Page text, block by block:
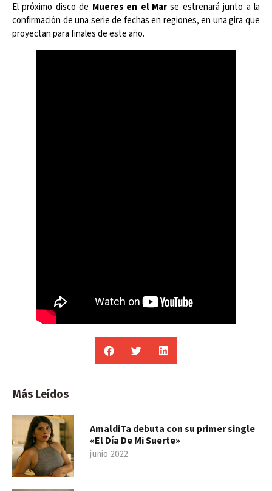
El próximo disco de Mueres en el Marse estrenará junto a la
confirmación de una serie de fechas en regiones, en una gira que
proyectan para finales de este año.
Más Leídos
AmaldiTa debuta con su primer single
«El Día De Mi Suerte»
junio 2022